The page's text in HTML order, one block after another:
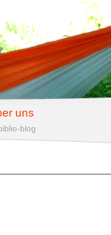
uns
blog